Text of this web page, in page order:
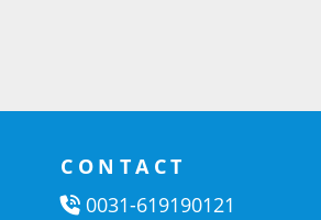
CONTACT
0031-619190121